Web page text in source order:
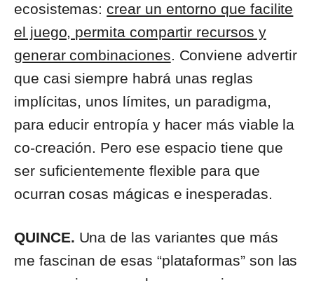
ecosistemas: crear un entorno que facilite
el juego, permita compartir recursos y
generar combinaciones. Conviene advertir
que casi siempre habrá unas reglas
implícitas, unos límites, un paradigma,
para educir entropía y hacer más viable la
co-creación. Pero ese espacio tiene que
ser suficientemente flexible para que
ocurran cosas mágicas e inesperadas.
QUINCE. Una de las variantes que más
me fascinan de esas “plataformas” son las